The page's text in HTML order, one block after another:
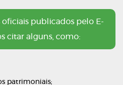
oficiais publicados pelo E-
citar alguns, como:
patrimoniais;